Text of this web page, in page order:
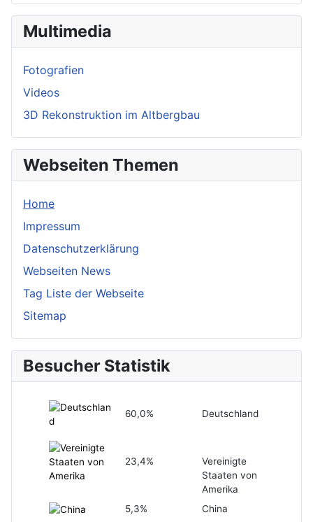
Multimedia
Fotografien
Videos
3D Rekonstruktion im Altbergbau
Webseiten Themen
Home
Impressum
Datenschutzerklärung
Webseiten News
Tag Liste der Webseite
Sitemap
Besucher Statistik
60,0% Deutschland
23,4%
Vereinigte
Staaten von
Amerika
5,3%
China